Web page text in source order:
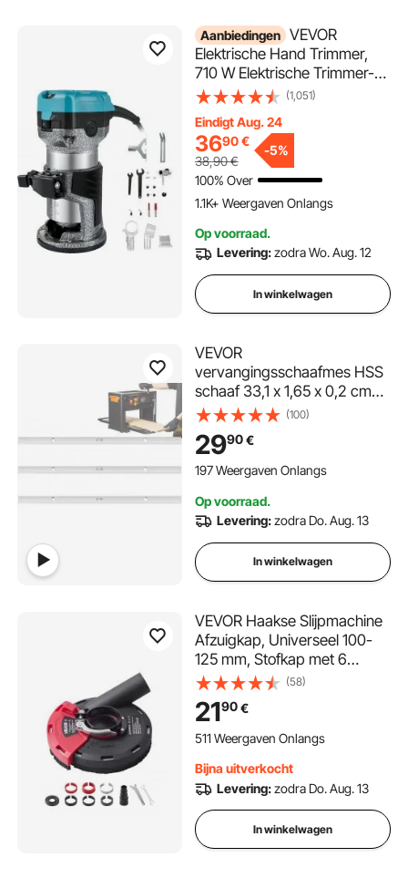
Aanbiedingen VEVOR
Elektrische Hand Trimmer,
710 W Elektrische Trimmer-
Router, Laminaat Router
Freesspantangen,
Bovenfrees en Trimmer met
Vaste Basis, Aluminium
Omhulsel en 13k-33k RPM
Rotatie
(1,051)
Eindigt Aug. 24
3690€
38,90€
-5%
100% Over
1.1K+ Weergaven Onlangs
Op voorraad.
Levering:zodra Wo. Aug. 12
In winkelwagen
VEVOR
vervangingsschaafmes HSS
schaaf 33,1 x 1,65 x 0,2 cm
strokenschaafmes geschikt
voor ca. 32 & 33 cm
schaafdikteschaaf
schaafmes 40° hellingshoek
bamboe, schaafnylon etc.
(100)
2990€
197 Weergaven Onlangs
Op voorraad.
Levering:zodra Do. Aug. 13
In winkelwagen
VEVOR Haakse Slijpmachine
Afzuigkap, Universeel 100-
125 mm, Stofkap met 6
Klemschijven, Aansluiting
voor Stofzuiger, Geschikt
voor het Slijpen van Hout,
Beton, Muren en Steen
(58)
2190€
511 Weergaven Onlangs
Bijna uitverkocht
Levering:zodra Do. Aug. 13
In winkelwagen